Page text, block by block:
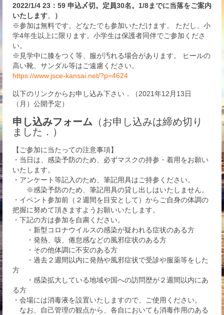
2022/1/4 23：59 申込〆切。定員30名。1/8までに当落をご案内
いたします。
）
※参加は無料です。どなたでも参加いただけます。 ただし、小
学4年生以上に限ります。小学生は保護者同伴でご参加くださ
い。
※見学中に膝をつく等、服が汚れる場合があります。 ヒールの
高い靴、サンダル等はご遠慮ください。
https://www.jsce-kansai.net/?p=4624
以下のリンクからお申し込み下さい．（2021年12月13日
（月）公開予定）
申し込みフォーム （お申し込みは締め切り
ました．）
【ご参加に当たっての注意事項】
・当日は、感染予防のため、必ずマスクの持参・着用をお願い
いたします。
・アンケート等記入のため、筆記用具はご持参ください。
※感染予防のため、筆記用具の貸し出しはいたしません。
・イベント参加前（２週間を目安として）からご自身の体調の
把握に努めて頂きますようお願いいたします。
・下記の方は参加を自粛ください。
・新型コロナウイルスの感染が疑われる症状のある方
・発熱、咳、倦怠感などの風邪症状のある方
・その他体調に不安のある方
・過去２週間以内に発熱や風邪症状で受診や服薬等をした
方
・感染拡大している地域や国への訪問歴が２週間以内にあ
る方
・会場には消毒液を設置いたしますので、ご使用ください。
なお、自己管理の観点から、各自においても消毒作用のある